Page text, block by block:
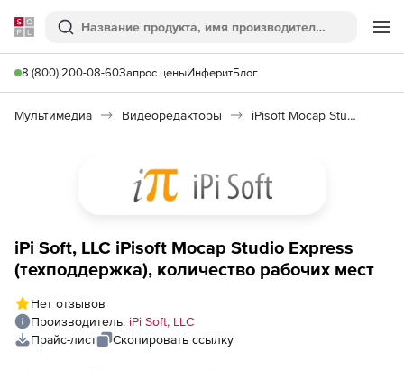
Softline
Поиск
8 (800) 200-08-60Запрос ценыИнферитБлог
Мультимедиа Видеоредакторы iPisoft Mocap Studio Express
iPi Soft, LLC iPisoft Mocap Studio Express
(техподдержка), количество рабочих мест
Нет отзывов
Производитель: iPi Soft, LLC
Прайс-лист
Скопировать ссылку